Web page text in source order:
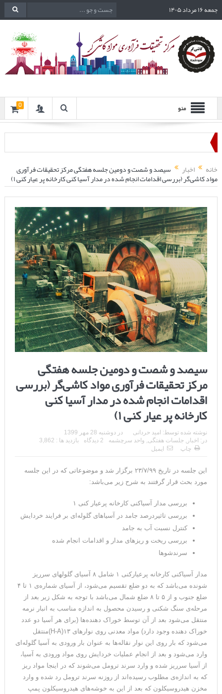
جمعه ۱۶ مرداد ۱۴۰۵
منو 0
خانه اخبار سیصد و شصت و دومین جلسه هفتگی مرکز تحقیقات فرآوری
مواد کاشی‌گر (بررسی اقدامات انجام شده در مدار آسیا کنی کارخانه پر عیار کنی ۱)
سیصد و شصت و دومین جلسه هفتگی
مرکز تحقیقات فرآوری مواد کاشی‌گر (بررسی
اقدامات انجام شده در مدار آسیا کنی
کارخانه پر عیار کنی ۱)
نوشته شده توسط: امید حردانی در دوشنبه 28 مهر 1399
در: اخبار جلسات هفتگی واحد سرچشمه 2 دیدگاه
بازدید ها : 3,862
چاپ
ایمیل
این جلسه در تاریخ ۲۳/۷/۹۹ برگزار شد و موضوعاتی که در این جلسه
مورد بحث قرار گرفتند به شرح زیر می‌باشد:
بررسی مدار آسیاکنی کارخانه پرعیار کنی ۱
بررسی تاثیردرصد جامد در آسیاهای گلوله‌ای بر فرایند خردایش
کنترل نسبت آب به جامد
بررسی ریخت و ریزهای مدار و اقدامات انجام شده
سرندشوها
مدار آسیاکنی کارخانه پرعیارکنی ۱ شامل ۸ آسیای گلوله‎ای سرریز
شونده می‌باشد که به دو ضلع تقسیم می‌شود، از آسیای شماره‌ی ۱ تا ۴
ضلع جنوب و از ۵ تا ۸ ضلع شمال می‌باشد با توجه به شکل زیر بعد از
مرحله‌ی سنگ شکنی و رسیدن محصول به اندازه مناسب به انبار نرمه
منتقل می‌شود بعد از آن توسط خوراک دهنده‌ها (برای هر آسیا دو عدد
خوراک دهنده وجود دارد) مواد معدنی روی نوارهای ۱۳(H-A)منتقل
می‌شود که بار روی این نوار نقاله‌ها به عنوان بار ورودی به آسیا گلوله‌ای
وارد می‌شود و بعد از انجام عملیات خردایش روی مواد ورودی به آسیا،
از آسیا سرریز شده و وارد سرند ترومل می‌شوند که در اینجا مواد ریز
که به اندازه‌ی مطلوب رسیده‌اند از روزنه‌ سرند ترومل رد شده و وارد
مخزن هیدروسیکلون که بعد از این به خوشه‌های هیدروسیکلون پمپ